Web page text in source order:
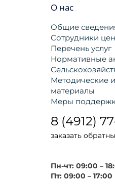
О нас
Общие
Сотрудники
Перечень услуг
Нормативные
Методические
материалы
Меры
8 (4912)
заказать
Пн-чт: 09:00 –
Пт: 09:00 – 17:00